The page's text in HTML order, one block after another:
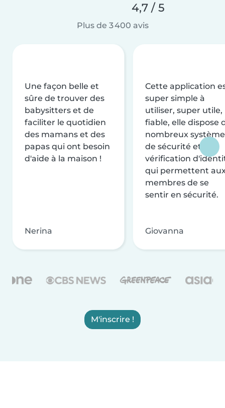
4,7 / 5
Plus de 3 400 avis
Une façon belle et
sûre de trouver des
babysitters et de
faciliter le quotidien
des mamans et des
papas qui ont besoin
d'aide à la maison !
Nerina
Cette application
super simple à
utiliser, super utile,
fiable, elle dispose
nombreux
de sécurité et de
vérification
qui permettent
membres de se
sentir en sécurité.
Giovanna
M'inscrire !